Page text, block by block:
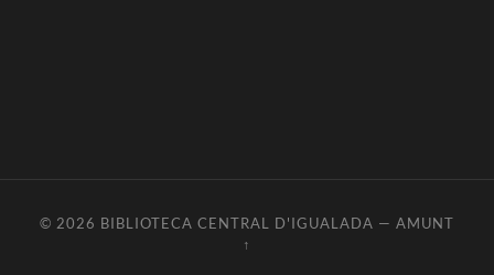
© 2026 BIBLIOTECA CENTRAL D'IGUALADA — AMUNT
↑